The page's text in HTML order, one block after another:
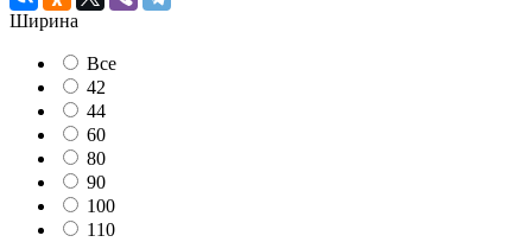
Ширина
Все
42
44
60
80
90
100
110